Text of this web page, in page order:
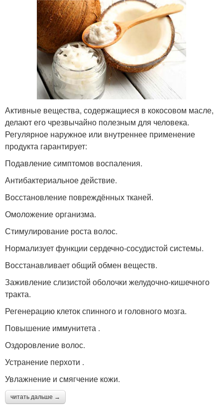
Активные вещества, содержащиеся в кокосовом масле,
делают его чрезвычайно полезным для человека.
Регулярное наружное или внутреннее применение
продукта гарантирует:
Подавление симптомов воспаления.
Антибактериальное действие.
Восстановление повреждённых тканей.
Омоложение организма.
Стимулирование роста волос.
Нормализует функции сердечно-сосудистой системы.
Восстанавливает общий обмен веществ.
Заживление слизистой оболочки желудочно-кишечного
тракта.
Регенерацию клеток спинного и головного мозга.
Повышение иммунитета .
Оздоровление волос.
Устранение перхоти .
Увлажнение и смягчение кожи.
читать дальше →